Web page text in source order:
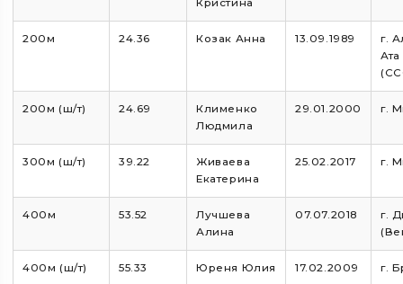
Кристина
200м 24.36 Козак Анна 13.09.1989
г.
Ата
200м (ш/т) 24.69
Клименко
Людмила
29.01.2000 г.
300м (ш/т) 39.22
Живаева
Екатерина
25.02.2017 г.
400м 53.52
Лучшева
Алина
07.07.2018
г.
400м (ш/т) 55.33 Юреня Юлия 17.02.2009 г.